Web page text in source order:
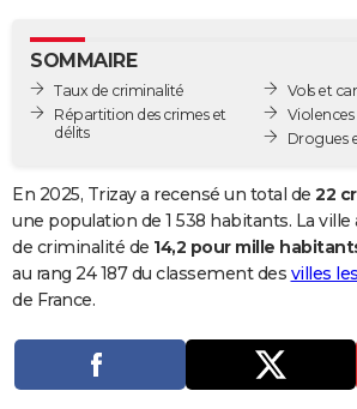
GUIDES D'ACHAT
BONS PLANS
Carte de Noël
Carte Bonne année
Carte Saint-Valentin
Carte Pâques
Carte d'anniversaire
DICTIONNAIRE
Dictionnaire
Biographies
Citations
Expressions
Proverbes
PROGRAMME TV
Se connecter
Entreprises
Service militaire
Avis de recherche
AVIS DE DÉCÈS
SOMMAIRE
Taux de criminalité
Répartition des crimes et
délits
Vols et
Violences
Drogues
En 2025, Trizay a recensé un total de 22
une population de 1 538 habitants. La
de criminalité de 14,2 pour mille
au rang 24 187 du classement des villes
de France.